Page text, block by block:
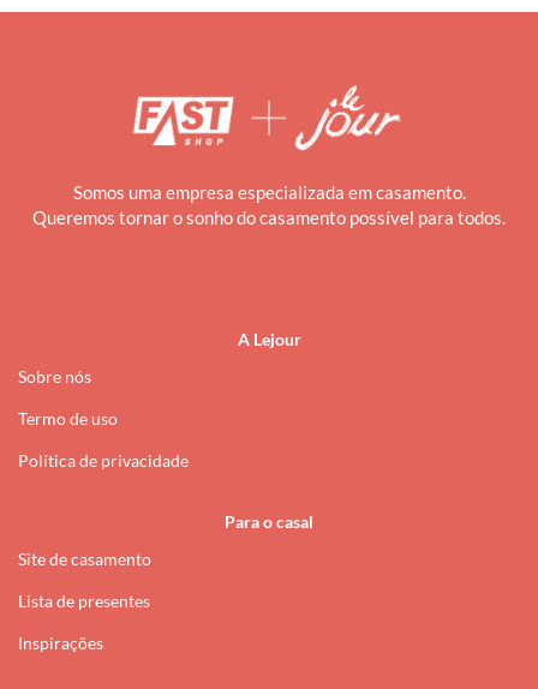
Somos uma empresa especializada em casamento.
Queremos tornar o sonho do casamento possível para todos.
A Lejour
Sobre nós
Termo de uso
Política de privacidade
Para o casal
Site de casamento
Lista de presentes
Inspirações